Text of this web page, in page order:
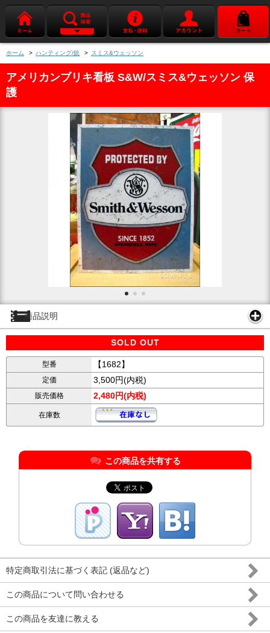
ホーム > ハンティング/銃 > スミス&ウェッソン
アメリカンブリキ看板 S&W/スミス&ウェッソン 保
護
商品説明
SOLD OUT
型番 【1682】
定価 3,500円(内税)
販売価格 2,480円(内税)
在庫数
この商品を共有する
特定商取引法に基づく表記 (返品など)
この商品について問い合わせる
この商品を友達に教える